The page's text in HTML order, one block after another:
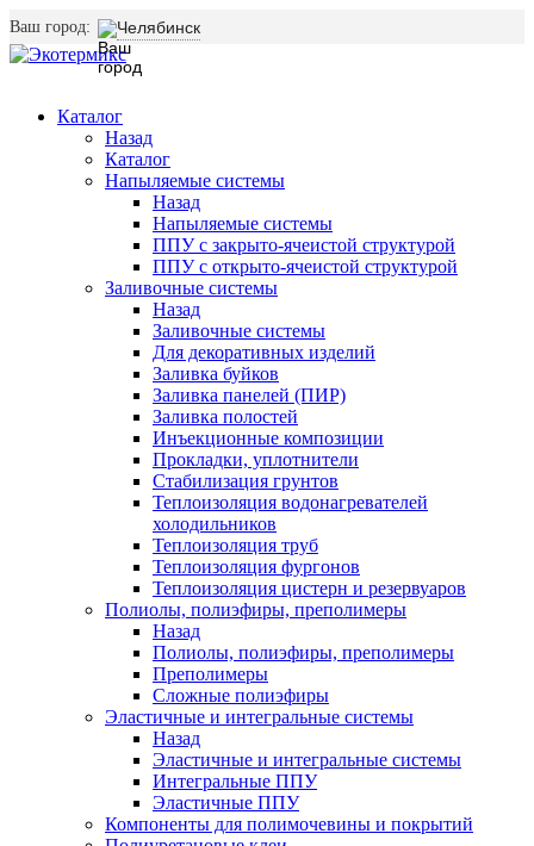
Ваш город: Челябинск
Каталог
Назад
Каталог
Напыляемые системы
Назад
Напыляемые системы
ППУ с закрыто-ячеистой структурой
ППУ с открыто-ячеистой структурой
Заливочные системы
Назад
Заливочные системы
Для декоративных изделий
Заливка буйков
Заливка панелей (ПИР)
Заливка полостей
Инъекционные композиции
Прокладки, уплотнители
Стабилизация грунтов
Теплоизоляция водонагревателей
холодильников
Теплоизоляция труб
Теплоизоляция фургонов
Теплоизоляция цистерн и резервуаров
Полиолы, полиэфиры, преполимеры
Назад
Полиолы, полиэфиры, преполимеры
Преполимеры
Сложные полиэфиры
Эластичные и интегральные системы
Назад
Эластичные и интегральные системы
Интегральные ППУ
Эластичные ППУ
Компоненты для полимочевины и покрытий